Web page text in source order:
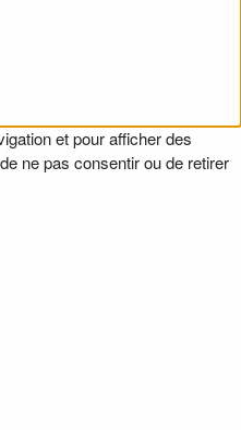
et pour afficher des
ne pas consentir ou de retirer